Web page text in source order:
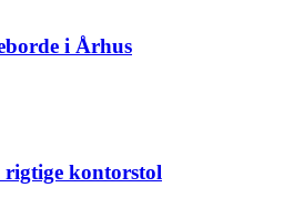
i Århus
kontorstol